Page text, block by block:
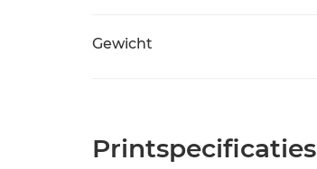
Gewicht
Printspecificaties